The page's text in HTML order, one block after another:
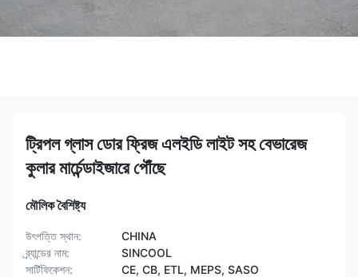
ট্রিপল গ্লাস ডোর ফ্রিজ এলইডি লাইট সহ বেভারেজ
কুলার মার্চেন্ডাইজারে পৌঁছে
মৌলিক বৈশিষ্ট্য
উৎপত্তি স্থান:
CHINA
ব্র্যান্ডের নাম:
SINCOOL
সার্টিফিকেশন:
CE, CB, ETL, MEPS, SASO